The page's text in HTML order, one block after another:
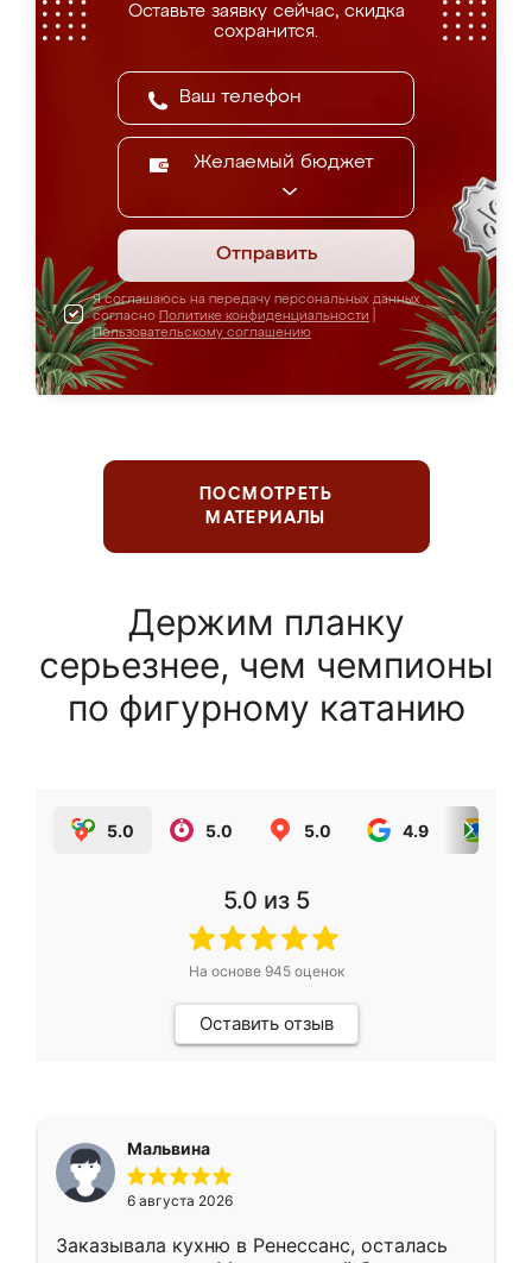
Оставьте заявку сейчас, скидка
сохранится.
Желаемый бюджет
Отправить
Я соглашаюсь на передачу персональных данных
согласно Политике конфиденциальности
Пользовательскому соглашению
ПОСМОТРЕТЬ
МАТЕРИАЛЫ
Держим планку
серьезнее, чем чемпионы
по фигурному катанию
5.0 5.0 5.0 4.9
5.0 из 5
На основе 945оценок
Оставить отзыв
Мальвина
6 августа 2026
Заказывала кухню в Ренессанс, осталась